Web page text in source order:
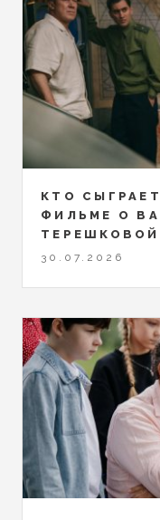
КТО
ФИЛЬМЕ О
ТЕРЕШКОВОЙ
30.07.2026